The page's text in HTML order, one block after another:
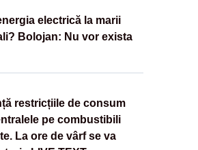
electrică la marii
Bolojan: Nu vor exista
restricțiile de consum
pe combustibili
La ore de vârf se va